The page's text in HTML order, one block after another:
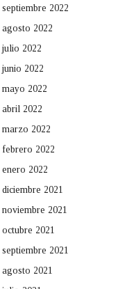
septiembre 2022
agosto 2022
julio 2022
junio 2022
mayo 2022
abril 2022
marzo 2022
febrero 2022
enero 2022
diciembre 2021
noviembre 2021
octubre 2021
septiembre 2021
agosto 2021